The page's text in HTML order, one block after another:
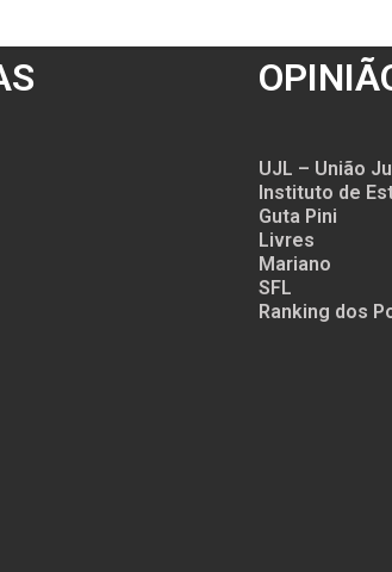
UJL – União
Instituto de
Guta Pini
Livres
Mariano
SFL
Ranking dos